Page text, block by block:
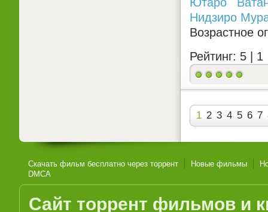
Нидзиро
Возрастное
Рейтинг: 5 | 1
1 2 3 4 5 6 7
Скачать фильм бесплатно через торрент Новые фильмы
DMCA
Сайт торрент фильмов и